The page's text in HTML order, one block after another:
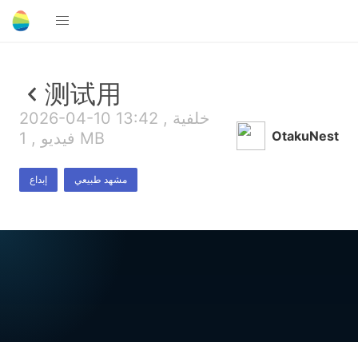
测试用
2026-04-10 13:42 , خلفية
فيديو , 1 MB
إبداع مشهد طبيعي
OtakuNest